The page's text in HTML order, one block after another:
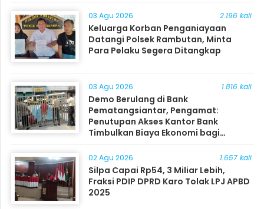
03 Agu 2026 2.196 kali
Keluarga Korban Penganiayaan
Datangi Polsek Rambutan, Minta
Para Pelaku Segera Ditangkap
03 Agu 2026 1.816 kali
Demo Berulang di Bank
Pematangsiantar, Pengamat:
Penutupan Akses Kantor Bank
Timbulkan Biaya Ekonomi bagi
Masyarakat
02 Agu 2026 1.657 kali
Silpa Capai Rp54, 3 Miliar Lebih,
Fraksi PDIP DPRD Karo Tolak LPJ APBD
2025